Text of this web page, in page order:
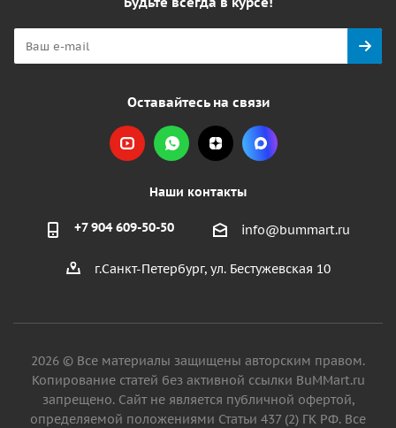
Оставайтесь на связи
Наши контакты
+7 904 609-50-50 info@bummart.ru
г.Санкт-Петербург, ул. Бестужевская 10
2026 © Все материалы защищены авторским правом.
Копирование статей без активной ссылки BuMMart.ru
запрещено. Сайт не является публичной офертой,
определяемой положениями Статьи 437 (2) ГК РФ. Все